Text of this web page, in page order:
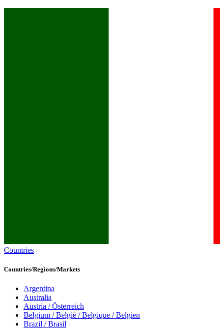
Countries
Countries/Regions/Markets
Argentina
Australia
Austria / Österreich
Belgium / België / Belgique / Belgien
Brazil / Brasil